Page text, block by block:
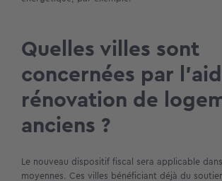
Quelles villes sont
concernées par
rénovation de
anciens ?
Le nouveau dispositif fiscal sera applicable
moyennes. Ces villes bénéficiant déjà du